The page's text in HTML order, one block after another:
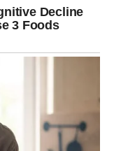
osjećaj da se
počinje
dana mogla stići
će vam vratiti